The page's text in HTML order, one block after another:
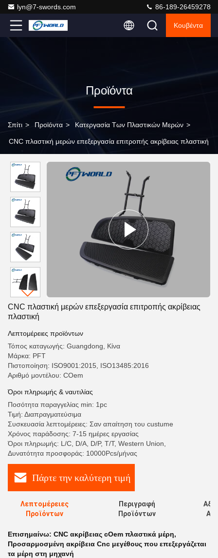
lyn@7-swords.com 86-189-26459278
Κουβέντα
Προϊόντα
Σπίτι > Προϊόντα > Κατεργασία Των Πλαστικών Μερών >
CNC πλαστική μερών επεξεργασία επιτροπής ακρίβειας πλαστική
CNC πλαστική μερών επεξεργασία επιτροπής ακρίβειας
πλαστική
Λεπτομέρειες προϊόντων
Τόπος καταγωγής: Guangdong, Κίνα
Μάρκα: PFT
Πιστοποίηση: ISO9001:2015, ISO13485:2016
Αριθμό μοντέλου: COem
Όροι πληρωμής & ναυτιλίας
Ποσότητα παραγγελίας min: 1pc
Τιμή: Διαπραγματεύσιμα
Συσκευασία λεπτομέρειες: Σαν απαίτηση του custume
Χρόνος παράδοσης: 7-15 ημέρες εργασίας
Όροι πληρωμής: L/C, D/A, D/P, T/T, Western Union,
Δυνατότητα προσφοράς: 10000Pcs/μήνας
Πάρτε την καλύτερη τιμή
Λεπτομέρειες
Προϊόντων
Περιγραφή
Προϊόντων
Επισημαίνω: CNC ακρίβειας cOem πλαστικά μέρη,
Προσαρμοσμένη ακρίβεια Cnc μεγέθους που επεξεργάζεται
τα μέρη στη μηχανή